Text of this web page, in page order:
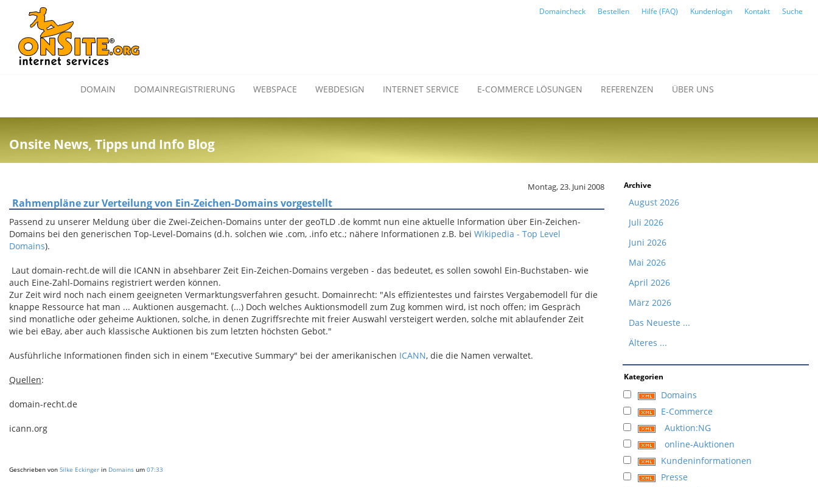
Domaincheck Bestellen Hilfe (FAQ) Kundenlogin Kontakt Suche
DOMAIN DOMAINREGISTRIERUNG WEBSPACE WEBDESIGN INTERNET SERVICE E-COMMERCE LÖSUNGEN REFERENZEN ÜBER UNS
Onsite News, Tipps und Info Blog
Montag, 23. Juni 2008
Rahmenpläne zur Verteilung von Ein-Zeichen-Domains vorgestellt
Passend zu unserer Meldung über die Zwei-Zeichen-Domains unter der geoTLD .de kommt nun eine aktuelle Information über Ein-Zeichen-
Domains bei den generischen Top-Level-Domains (d.h. solchen wie .com, .info etc.; nähere Informationen z.B. bei Wikipedia - Top Level
Domains).
Laut domain-recht.de will die ICANN in absehbarer Zeit Ein-Zeichen-Domains vergeben - das bedeutet, es sollen sowohl Ein-Buchstaben- wie
auch Eine-Zahl-Domains registriert werden können.
Zur Zeit wird noch nach einem geeigneten Vermarktungsverfahren gesucht. Domainrecht: "Als effizientestes und fairstes Vergabemodell für die
knappe Ressource hat man ... Auktionen ausgemacht. (...) Doch welches Auktionsmodell zum Zug kommen wird, ist noch offen; im Gespräch
sind monatliche oder geheime Auktionen, solche, in denen Zugriffsrechte mit freier Auswahl versteigert werden, solche mit ablaufender Zeit
wie bei eBay, aber auch klassische Auktionen bis zum letzten höchsten Gebot."
Ausführliche Informationen finden sich in einem "Executive Summary" bei der amerikanischen ICANN, die die Namen verwaltet.
Quellen:
domain-recht.de
icann.org
Geschrieben von Silke Eckinger in Domains um 07:33
Archive
August 2026
Juli 2026
Juni 2026
Mai 2026
April 2026
März 2026
Das Neueste ...
Älteres ...
Kategorien
Domains
E-Commerce
Auktion:NG
online-Auktionen
Kundeninformationen
Presse